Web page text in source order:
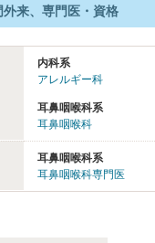
来、専門医・資格
内科系
アレルギー科
耳鼻咽喉科系
耳鼻咽喉科
耳鼻咽喉科系
耳鼻咽喉科専門医